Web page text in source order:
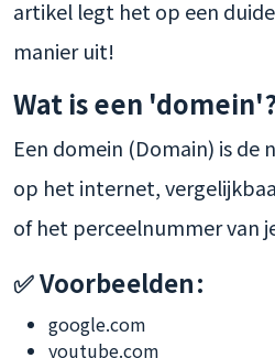
artikel legt het op een
manier uit!
Wat is een
Een domein (Domain) is de
op het internet,
of het perceelnummer van
✅ Voorbeelden:
google.com
youtube.com